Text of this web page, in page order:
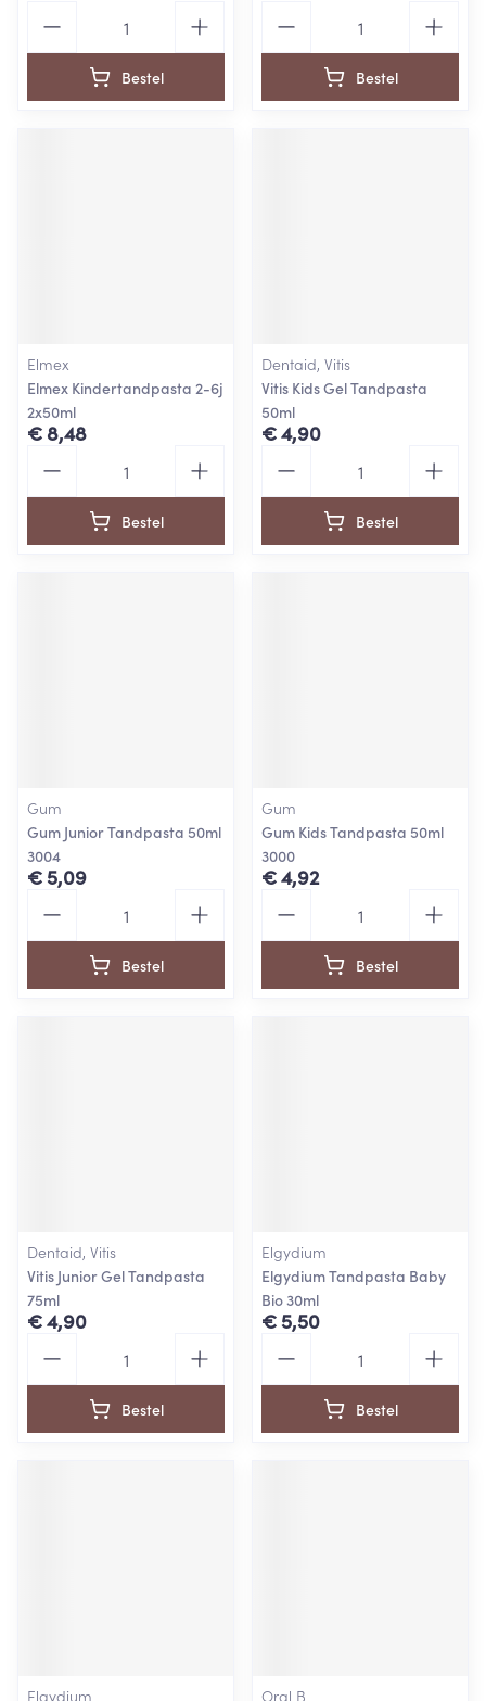
Bestel Bestel
Elmex
Elmex Kindertandpasta 2-6j
2x50ml
€ 8,48
Bestel
Dentaid, Vitis
Vitis Kids Gel Tandpasta
50ml
€ 4,90
Bestel
Gum
Gum Junior Tandpasta 50ml
3004
€ 5,09
Bestel
Gum
Gum Kids Tandpasta 50ml
3000
€ 4,92
Bestel
Dentaid, Vitis
Vitis Junior Gel Tandpasta
75ml
€ 4,90
Bestel
Elgydium
Elgydium Tandpasta Baby
Bio 30ml
€ 5,50
Bestel
Elgydium Oral B